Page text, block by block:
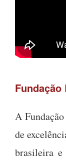
A
de
brasileira